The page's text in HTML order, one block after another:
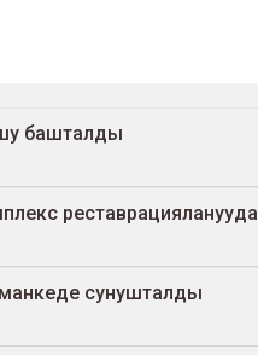
башталды
реставрацияланууда
сунушталды